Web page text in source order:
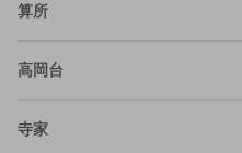
算所
高岡台
寺家